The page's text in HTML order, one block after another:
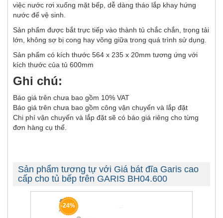
việc nước rơi xuống mặt bếp, dễ dàng tháo lắp khay hứng
nước để vệ sinh.
Sản phẩm được bắt trực tiếp vào thành tủ chắc chắn, trọng tải
lớn, không sợ bị cong hay võng giữa trong quá trình sử dụng.
Sản phẩm có kích thước 564 x 235 x 20mm tương ứng với
kích thước của tủ 600mm
Ghi chú:
Báo giá trên chưa bao gồm 10% VAT
Báo giá trên chưa bao gồm công vận chuyển và lắp đặt
Chi phí vận chuyển và lắp đặt sẽ có báo giá riêng cho từng
đơn hàng cụ thể.
Sản phẩm tương tự với Giá bát đĩa Garis cao
cấp cho tủ bếp trên GARIS BH04.600
-24%